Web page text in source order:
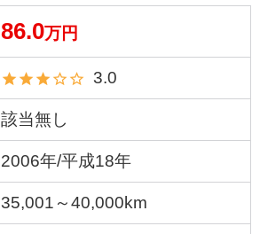
86.0万円
3.0
該当無し
2006年/平成18年
35,001～40,000km